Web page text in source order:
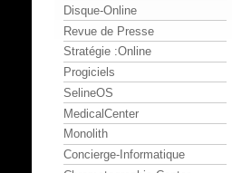
Disque-Online
Revue de Presse
Stratégie :Online
Progiciels
SelineOS
MedicalCenter
Monolith
Concierge-Informatique